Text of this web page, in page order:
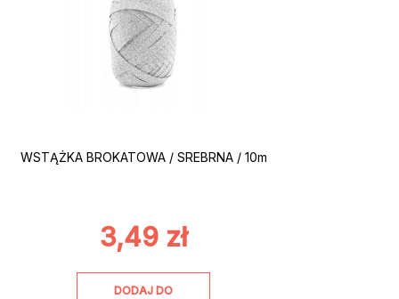
WSTĄŻKA BROKATOWA / SREBRNA / 10m
3,49 zł
DODAJ DO